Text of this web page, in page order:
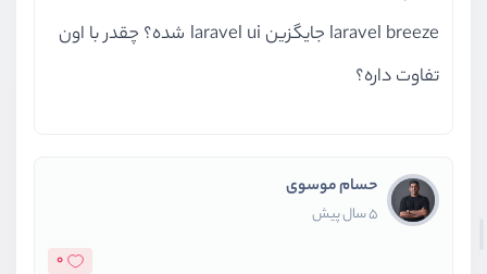
laravel breeze جایگزین laravel ui شده؟ چقدر با اون
تفاوت داره؟
حسام موسوی
5 سال پیش
0